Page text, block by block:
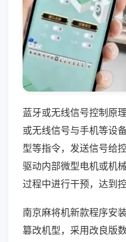
蓝牙或无线信号控制原
或无线信号与手机等设
型等指令，发送信号给
驱动内部微型电机或机
过程中进行干预，达到控
南京麻将机新款程序安
篡改机型，采用改良版